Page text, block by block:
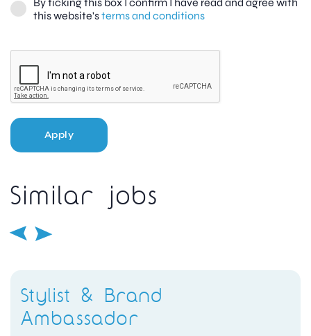
this website'sterms and conditions
Apply
Similar jobs
Stylist & Brand
Ambassador